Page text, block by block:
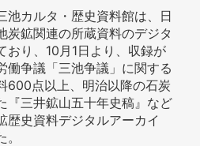
カルタ・歴史資料館は、日
炭鉱関連の所蔵資料のデジタ
おり、10月1日より、収録が
働争議「三池争議」に関する
600点以上、明治以降の石炭
『三井鉱山五十年史稿』など
歴史資料デジタルアーカイ